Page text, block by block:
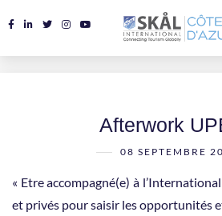
Afterwork
08 SEPTEMBRE
« Etre accompagné(e) à
et privés pour saisir les opportunités